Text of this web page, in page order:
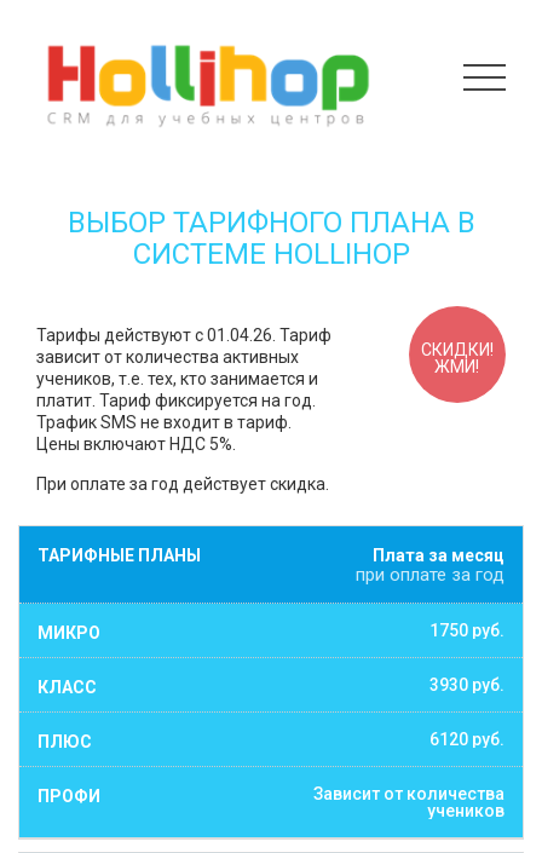
ВЫБОР ТАРИФНОГО ПЛАНА В
СИСТЕМЕ HOLLIHOP
Тарифы действуют с 01.04.26. Тариф
зависит от количества активных
учеников, т.е. тех, кто занимается и
платит. Тариф фиксируется на год.
Трафик SMS не входит в тариф.
Цены включают НДС 5%.
При оплате за год действует скидка.
СКИДКИ!
ЖМИ!
Плата за месяц
при оплате за год
1750 руб.
3930 руб.
6120 руб.
Зависит от количества
учеников